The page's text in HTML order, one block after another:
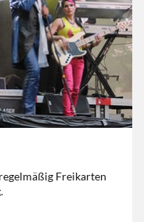
Freikarten